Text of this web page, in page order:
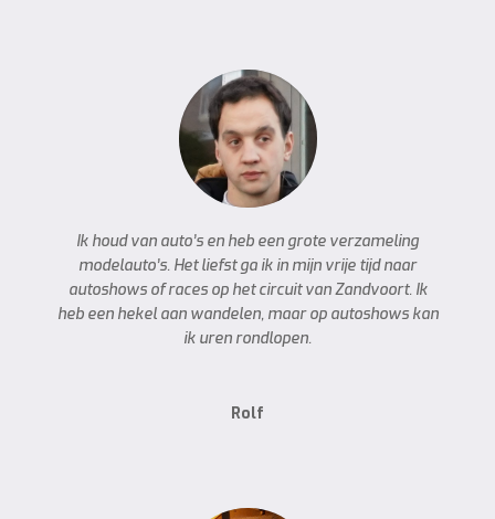
Ik houd van auto’s en heb een grote verzameling
modelauto’s. Het liefst ga ik in mijn vrije tijd naar
autoshows of races op het circuit van Zandvoort. Ik
heb een hekel aan wandelen, maar op autoshows kan
ik uren rondlopen.
Rolf